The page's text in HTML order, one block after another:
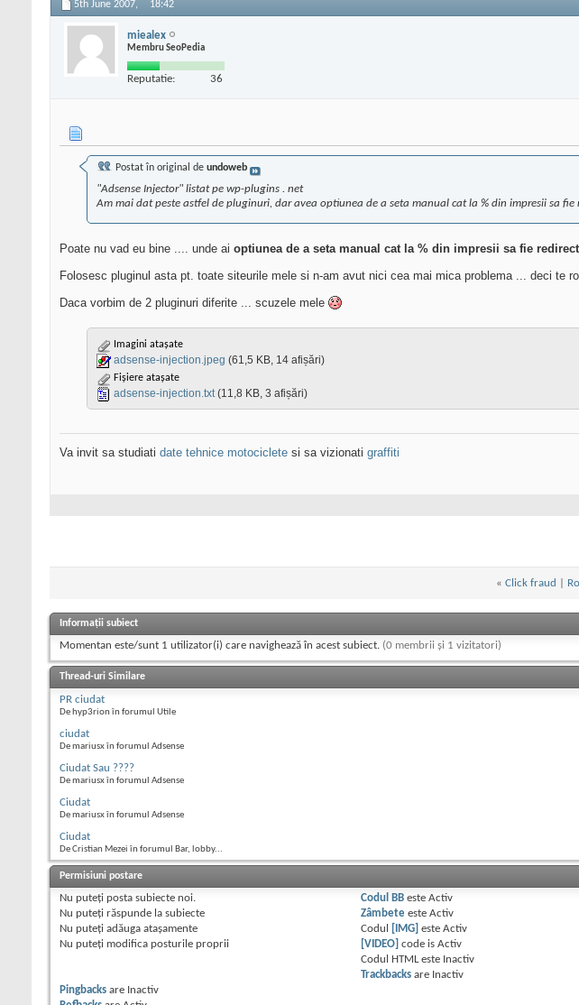
5th June 2007, 18:42
miealex
Membru SeoPedia
Reputatie: 36
Postat în original de undoweb
"Adsense Injector" listat pe wp-plugins . net
Am mai dat peste astfel de pluginuri, dar avea optiunea de a seta manual cat la % din impresii sa
Poate nu vad eu bine .... unde ai optiunea de a seta manual cat la % din impresii sa fie
Folosesc pluginul asta pt. toate siteurile mele si n-am avut nici cea mai mica problema ... deci te
Daca vorbim de 2 pluginuri diferite ... scuzele mele
Imagini atașate
adsense-injection.jpeg (61,5 KB, 14 afișări)
Fișiere atașate
adsense-injection.txt (11,8 KB, 3 afișări)
Va invit sa studiati date tehnice motociclete si sa vizionati graffiti
« Click fraud
Informații subiect
Momentan este/sunt 1 utilizator(i) care navighează în acest subiect. (0 membrii și 1 vizitatori)
Thread-uri Similare
PR ciudat
De hyp3rion în forumul Utile
ciudat
De mariusx în forumul Adsense
Ciudat Sau ????
De mariusx în forumul Adsense
Ciudat
De mariusx în forumul Adsense
Ciudat
De Cristian Mezei în forumul Bar, lobby...
Permisiuni postare
Nu puteţi posta subiecte noi.
Nu puteţi răspunde la subiecte
Nu puteţi adăuga ataşamente
Nu puteţi modifica posturile proprii
Codul BB esteActiv
Zâmbete esteActiv
Codul
[IMG] esteActiv
[VIDEO] code isActiv
Codul HTML este Inactiv
Trackbacks are Inactiv
Pingbacks are Inactiv